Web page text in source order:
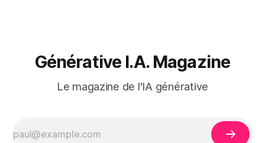
Générative I.A. Magazine
Le magazine de l'IA générative